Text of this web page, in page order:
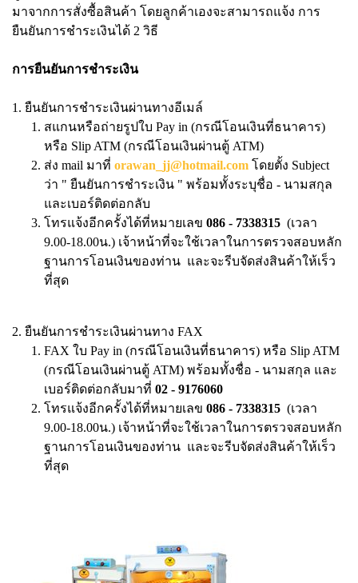
มาจากการสั่งซื้อสินค้า โดยลูกค้าเองจะสามารถแจ้ง การ
ยืนยันการชำระเงินได้ 2 วิธี
การยืนยันการชำระเงิน
1. ยืนยันการชำระเงินผ่านทางอีเมล์
สแกนหรือถ่ายรูปใบ Pay in (กรณีโอนเงินที่ธนาคาร)
หรือ Slip ATM (กรณีโอนเงินผ่านตู้ ATM)
ส่ง mail มาที่ orawan_jj@hotmail.com โดยตั้ง Subject
ว่า " ยืนยันการชำระเงิน " พร้อมทั้งระบุชื่อ - นามสกุล
และเบอร์ติดต่อกลับ
โทรแจ้งอีกครั้งได้ที่หมายเลข 086 - 7338315 (เวลา
9.00-18.00น.) เจ้าหน้าที่จะใช้เวลาในการตรวจสอบหลัก
ฐานการโอนเงินของท่าน และจะรีบจัดส่งสินค้าให้เร็ว
ที่สุด
2. ยืนยันการชำระเงินผ่านทาง FAX
FAX ใบ Pay in (กรณีโอนเงินที่ธนาคาร) หรือ Slip ATM
(กรณีโอนเงินผ่านตู้ ATM) พร้อมทั้งชื่อ - นามสกุล และ
เบอร์ติดต่อกลับมาที่ 02 - 9176060
โทรแจ้งอีกครั้งได้ที่หมายเลข 086 - 7338315 (เวลา
9.00-18.00น.) เจ้าหน้าที่จะใช้เวลาในการตรวจสอบหลัก
ฐานการโอนเงินของท่าน และจะรีบจัดส่งสินค้าให้เร็ว
ที่สุด